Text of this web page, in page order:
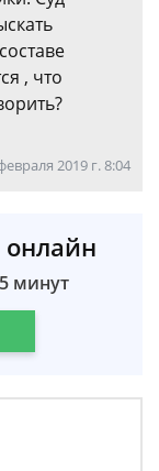
, что
2019 г. 8:04
онлайн
минут